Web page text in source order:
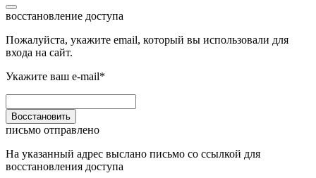
восстановление доступа
Пожалуйста, укажите email, который вы использовали для
входа на сайт.
Укажите ваш e-mail*
Восстановить
письмо отправлено
На указанный адрес выслано письмо со ссылкой для
восстановления доступа